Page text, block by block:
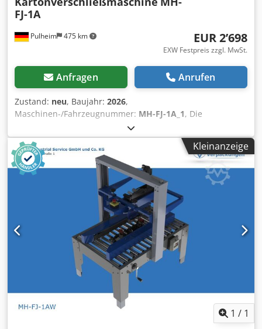
Pulheim 475 km
FJ-1A
EUR 2’698
EXW Festpreis zzgl. MwSt.
Anfragen Anrufen
Zustand: neu, Baujahr: 2026,
Maschinen-/Fahrzeugnummer: MH-FJ-1A_1, Die
Kartonverschließmaschine vom Typ VOGEL MH-FJ-1A
verfügt über ein Seiten-Antriebsband-System sowie ein
zusätzliches Antriebsband im oberen Bereich der
Maschine. Der Vorteil liegt in der Stabilität – hohe Kartons
können hierdurch nicht zur Seite kippen. Karton-Formate:
Länge 150 – ∞ mm Breite 120 – 480 mm Höhe: 120 – 480
mm Technische Daten: Dksdpezr H Hlefx Akqor Länge
1.090 mm Breite 1.050 mm Gewicht 200 kg
Betriebsspannung 220 V CE-Kennzeichnung Zubehör: Zu
unserem VOGEL-Karton-Verschließer-Programm bieten wir
Laufrollen, Vor- und Nachlauftische, Rollenbahnen an.
Kleinanzeige
1 / 1